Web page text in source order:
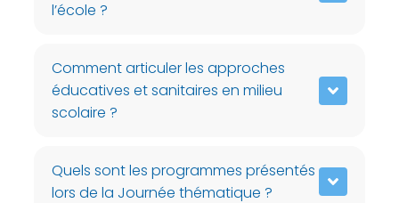
l’école ?
Comment articuler les approches
éducatives et sanitaires en milieu
scolaire ?
Quels sont les programmes présentés
lors de la Journée thématique ?